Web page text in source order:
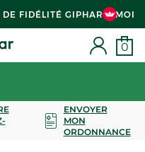
FIDÉLITÉ GIPHAR & MOI
0
ENVOYER
MON
ORDONNANCE